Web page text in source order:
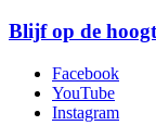
Blijf op de
Facebook
YouTube
Instagram